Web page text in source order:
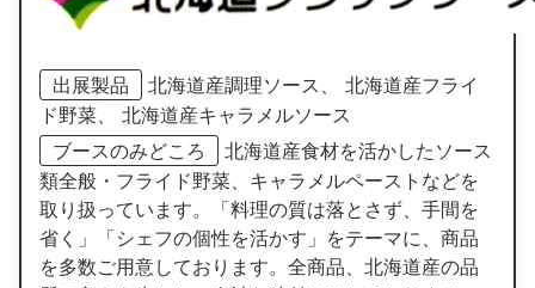
出展製品
北海道産調理ソース、 北海道産フライ
ド野菜、 北海道産キャラメルソース
ブースのみどころ
北海道産食材を活かしたソース
類全般・フライド野菜、キャラメルペーストなどを
取り扱っています。「料理の質は落とさず、手間を
省く」「シェフの個性を活かす」をテーマに、商品
を多数ご用意しております。全商品、北海道産の品